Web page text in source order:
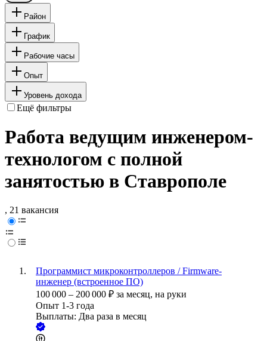
Район
График
Рабочие часы
Опыт
Уровень дохода
Ещё фильтры
Работа ведущим инженером-
технологом с полной
занятостью в Ставрополе
, 21 вакансия
Программист микроконтроллеров / Firmware-
инженер (встроенное ПО)
100 000 – 200 000 ₽ за месяц, на руки
Опыт 1-3 года
Выплаты: Два раза в месяц